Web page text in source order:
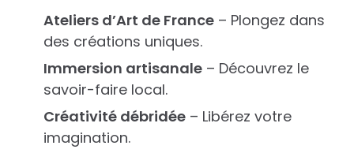
Ateliers d’Art de France – Plongez dans
des créations uniques.
Immersion artisanale – Découvrez le
savoir-faire local.
Créativité débridée – Libérez votre
imagination.